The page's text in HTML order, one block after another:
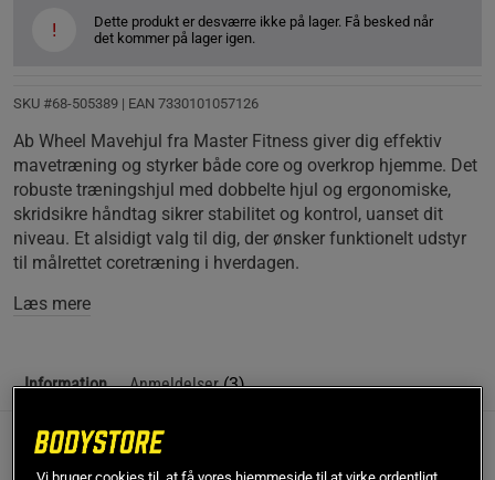
!
Dette produkt er desværre ikke på lager. Få besked når
det kommer på lager igen.
SKU #68-505389 | EAN 7330101057126
Ab Wheel Mavehjul fra Master Fitness giver dig effektiv
mavetræning og styrker både core og overkrop hjemme. Det
robuste træningshjul med dobbelte hjul og ergonomiske,
skridsikre håndtag sikrer stabilitet og kontrol, uanset dit
niveau. Et alsidigt valg til dig, der ønsker funktionelt udstyr
til målrettet coretræning i hverdagen.
Læs mere
Information Anmeldelser(3)
Beskrivelse